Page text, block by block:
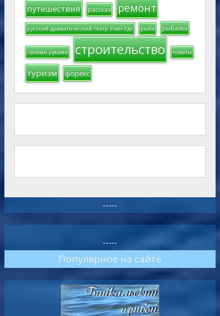
путешествия рассказ ремонт
русский драматический театр Улан-Удэ рыба рыбалка
своими руками строительство томаты
туризм форекс
-----
-----
Популярное на сайте